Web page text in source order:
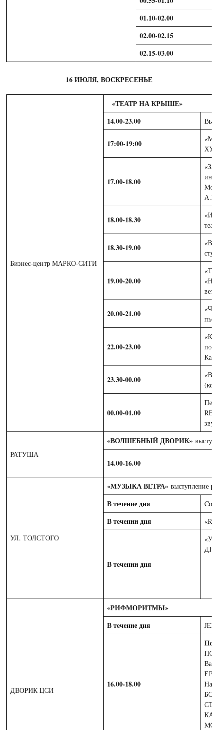
01.10-02.00
02.00-02.15
02.15-03.00
16 ИЮЛЯ, ВОСКРЕСЕНЬЕ
Бизнес-центр МАРКО-СИТИ
«ТЕАТР НА КРЫШЕ»
14.00-23.00
17:00-19:00
17.00-18.00
18.00-18.30
18.30-19.00
19.00-20.00
«НА
20.00-21.00
22.00-23.00
23.30-00.00
00.00-01.00
РАТУША
«ВОЛШЕБНЫЙ ДВОРИК»
14.00-16.00
УЛ. ТОЛСТОГО
«МУЗЫКА ВЕТРА» выступление
В течение дня
В течении дня
В течении дня
ДВОРИК ЦСИ
«РИФМОРИТМЫ»
В течение дня
16.00-18.00